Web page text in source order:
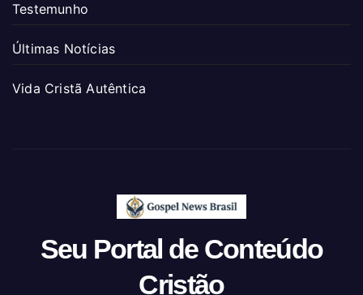
Testemunho
Últimas Notícias
Vida Cristã Autêntica
Seu Portal de Conteúdo
Cristão